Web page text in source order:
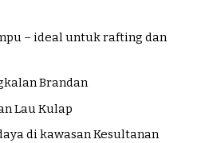
– ideal untuk rafting dan
Brandan
Lau Kulap
di kawasan Kesultanan